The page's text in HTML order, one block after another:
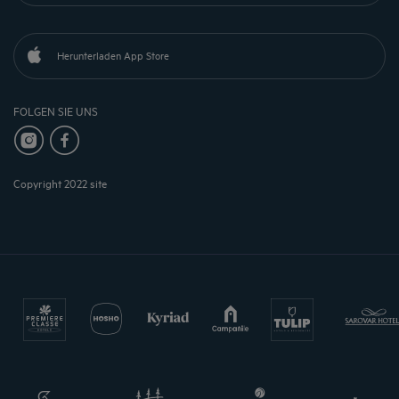
Herunterladen App Store
FOLGEN SIE UNS
Copyright 2022 site